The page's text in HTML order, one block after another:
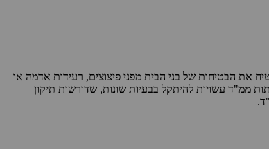
את הבטיחות של בני הבית מפני פיצוצים, רעידות אדמה או
ממ"ד עשויות להיתקל בבעיות שונות, שדורשות תיקון